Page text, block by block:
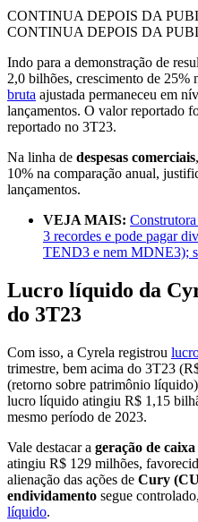
CONTINUA DEPOIS DA
CONTINUA DEPOIS DA
Indo para a demonstração de
2,0 bilhões, crescimento de 25%
bruta ajustada permaneceu em
lançamentos. O valor reportado
reportado no 3T23.
Na linha de despesas comerciais
10% na comparação anual,
lançamentos.
VEJA MAIS:
3 recordes e pode pagar
TEND3 e nem MDNE3);
Lucro líquido da
do 3T23
Com isso, a Cyrela registrou
trimestre, bem acima do 3T23
(retorno sobre patrimônio
lucro líquido atingiu R$ 1,15
mesmo período de 2023.
Vale destacar a geração de caixa
atingiu R$ 129 milhões,
alienação das ações de Cury
endividamento segue
líquido.